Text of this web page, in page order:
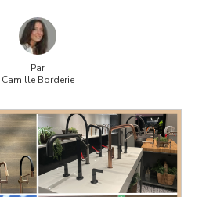
Par
Camille Borderie